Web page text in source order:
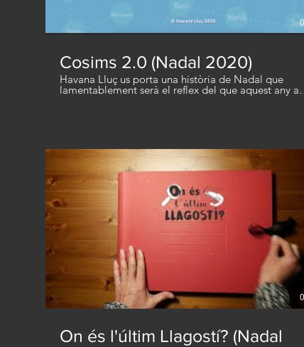
Cosims 2.0 (Nadal 2020)
Havana Lluç us porta una història de Nadal que
lamentablement serà el reflex del que aquest any a
moltes famílies d'arreu del món els tocarà viure.
Cors i Gravació (Alemanya) Dave & Courtney: Cors
(Anglaterra) Joan Griera: Gravació (Catalunya) Júlia,
Emma, Aina, Biel & Mom: Cors (Catalunya) Martí
Colomer: Supervisió de traduccions Nan Mercader:
Masterització musical Oriol Colomer: 3D Motion
Design Raimon Colomer: Violins Sílvia Pla: Disseny
Nadal família!
On és l'últim Llagostí? (Nadal